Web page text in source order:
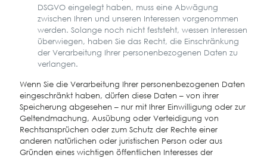
DSGVO eingelegt haben, muss eine Abwägung
zwischen Ihren und unseren Interessen vorgenommen
werden. Solange noch nicht feststeht, wessen Interessen
überwiegen, haben Sie das Recht, die Einschränkung
der Verarbeitung Ihrer personenbezogenen Daten zu
verlangen.
Wenn Sie die Verarbeitung Ihrer personenbezogenen Daten
eingeschränkt haben, dürfen diese Daten – von ihrer
Speicherung abgesehen – nur mit Ihrer Einwilligung oder zur
Geltendmachung, Ausübung oder Verteidigung von
Rechtsansprüchen oder zum Schutz der Rechte einer
anderen natürlichen oder juristischen Person oder aus
Gründen eines wichtigen öffentlichen Interesses der